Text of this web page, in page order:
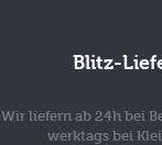
Blitz-
Wir liefern ab 24h bei
werktags bei